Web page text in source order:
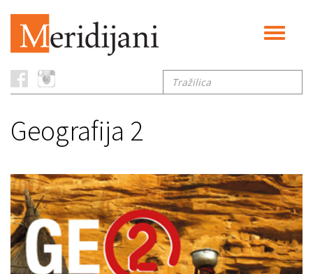
Toggle
Tražilica
Geografija 2